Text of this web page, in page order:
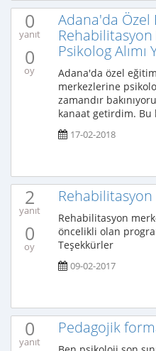
0
yanıt
0
oy
Adana'da Özel
Psikolog Alımı
Adana'da özel
merkezlerine
zamandır
kanaat getirdim. Bu
17-02-2018
2
yanıt
0
oy
Rehabilitasyon
öncelikli olan
Teşekkürler
09-02-2017
0
yanıt
Pedagojik